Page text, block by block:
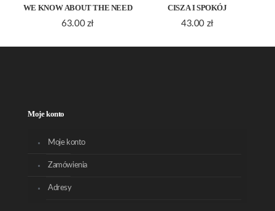
WE KNOW ABOUT THE NEED
63.00 zł
CISZA I SPOKÓJ
43.00 zł
Moje konto
Moje konto
Zamówienia
Adresy